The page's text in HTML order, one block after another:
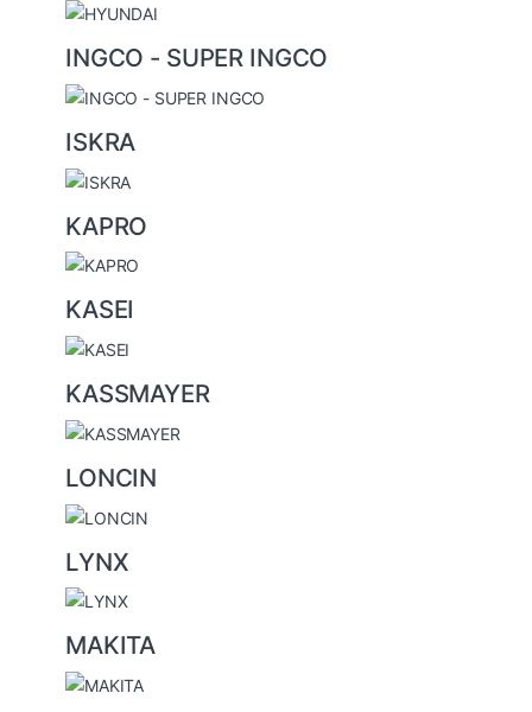
INGCO - SUPER INGCO
ISKRA
KAPRO
KASEI
KASSMAYER
LONCIN
LYNX
MAKITA